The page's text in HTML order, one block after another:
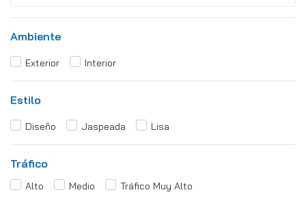
Ambiente
Exterior Interior
Estilo
Diseño Jaspeada Lisa
Tráfico
Alto Medio Tráfico Muy Alto